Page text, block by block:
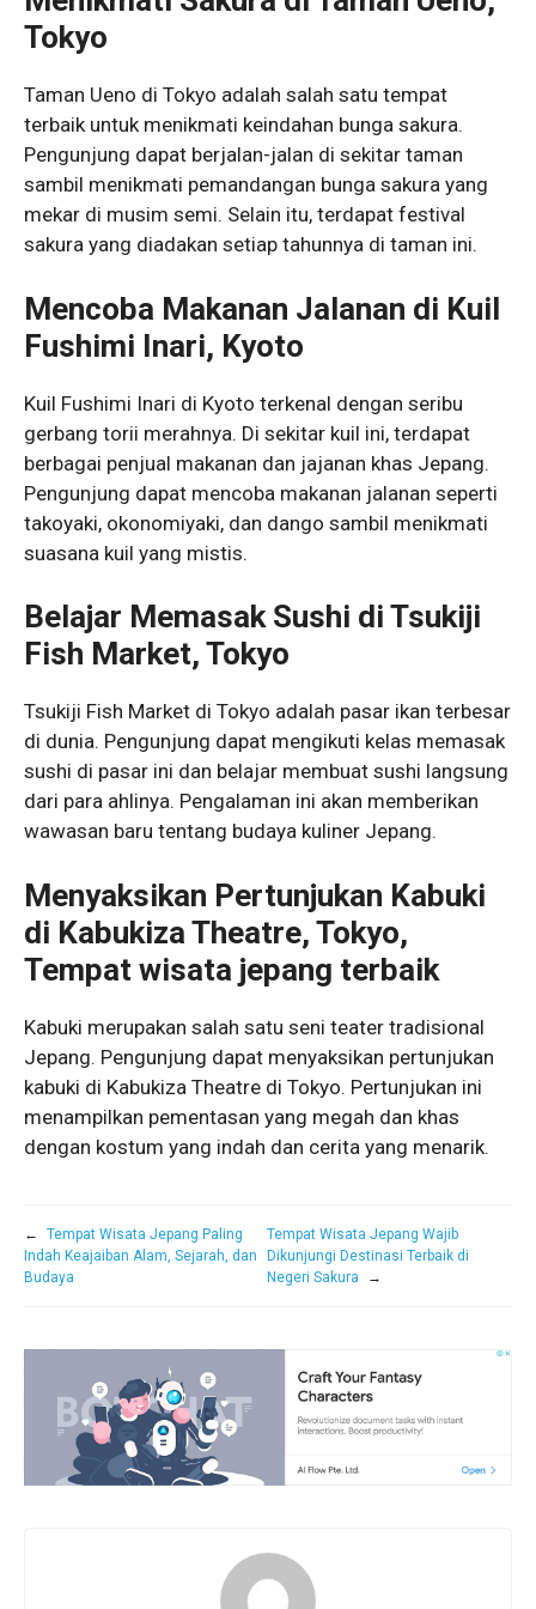
Tokyo
Taman Ueno di Tokyo adalah salah satu tempat
terbaik untuk menikmati keindahan bunga sakura.
Pengunjung dapat berjalan-jalan di sekitar taman
sambil menikmati pemandangan bunga sakura yang
mekar di musim semi. Selain itu, terdapat festival
sakura yang diadakan setiap tahunnya di taman ini.
Mencoba Makanan Jalanan di Kuil
Fushimi Inari, Kyoto
Kuil Fushimi Inari di Kyoto terkenal dengan seribu
gerbang torii merahnya. Di sekitar kuil ini, terdapat
berbagai penjual makanan dan jajanan khas Jepang.
Pengunjung dapat mencoba makanan jalanan seperti
takoyaki, okonomiyaki, dan dango sambil menikmati
suasana kuil yang mistis.
Belajar Memasak Sushi di Tsukiji
Fish Market, Tokyo
Tsukiji Fish Market di Tokyo adalah pasar ikan terbesar
di dunia. Pengunjung dapat mengikuti kelas memasak
sushi di pasar ini dan belajar membuat sushi langsung
dari para ahlinya. Pengalaman ini akan memberikan
wawasan baru tentang budaya kuliner Jepang.
Menyaksikan Pertunjukan Kabuki
di Kabukiza Theatre, Tokyo,
Tempat wisata jepang terbaik
Kabuki merupakan salah satu seni teater tradisional
Jepang. Pengunjung dapat menyaksikan pertunjukan
kabuki di Kabukiza Theatre di Tokyo. Pertunjukan ini
menampilkan pementasan yang megah dan khas
dengan kostum yang indah dan cerita yang menarik.
←
Tempat Wisata Jepang Paling
Indah Keajaiban Alam, Sejarah, dan
Budaya
Tempat Wisata Jepang Wajib
Dikunjungi Destinasi Terbaik di
Negeri Sakura
→